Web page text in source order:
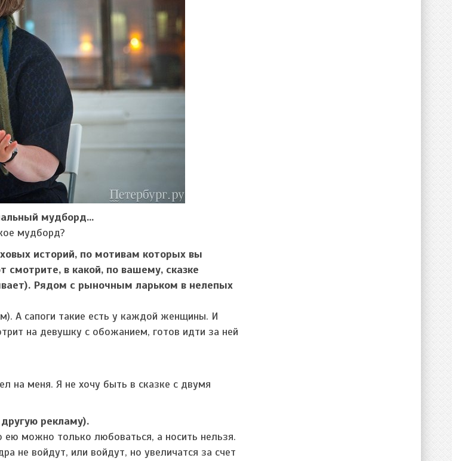
мудборд...
мудборд?
историй, по мотивам которых вы
в какой, по вашему, сказке
Рядом с рыночным ларьком в нелепых
А сапоги такие есть у каждой женщины. И
на девушку с обожанием, готов идти за ней
меня. Я не хочу быть в сказке с двумя
рекламу).
можно только любоваться, а носить нельзя.
не войдут, или войдут, но увеличатся за счет